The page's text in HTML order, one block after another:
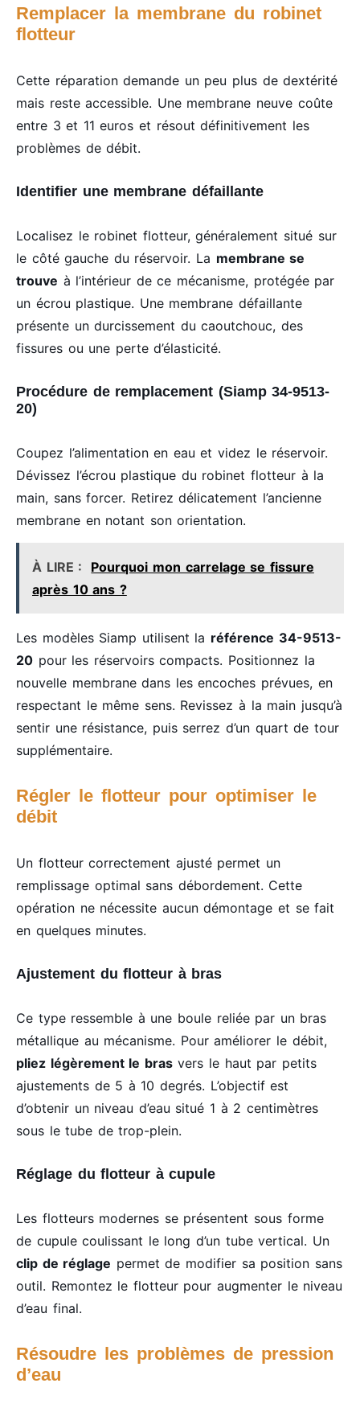
Remplacer la membrane du robinet
flotteur
Cette réparation demande un peu plus de dextérité
mais reste accessible. Une membrane neuve coûte
entre 3 et 11 euros et résout définitivement les
problèmes de débit.
Identifier une membrane défaillante
Localisez le robinet flotteur, généralement situé sur
le côté gauche du réservoir. La membrane se
trouve à l’intérieur de ce mécanisme, protégée par
un écrou plastique. Une membrane défaillante
présente un durcissement du caoutchouc, des
fissures ou une perte d’élasticité.
Procédure de remplacement (Siamp 34-9513-
20)
Coupez l’alimentation en eau et videz le réservoir.
Dévissez l’écrou plastique du robinet flotteur à la
main, sans forcer. Retirez délicatement l’ancienne
membrane en notant son orientation.
À LIRE :
Pourquoi mon carrelage se fissure
après 10 ans ?
Les modèles Siamp utilisent la référence 34-9513-
20 pour les réservoirs compacts. Positionnez la
nouvelle membrane dans les encoches prévues, en
respectant le même sens. Revissez à la main jusqu’à
sentir une résistance, puis serrez d’un quart de tour
supplémentaire.
Régler le flotteur pour optimiser le
débit
Un flotteur correctement ajusté permet un
remplissage optimal sans débordement. Cette
opération ne nécessite aucun démontage et se fait
en quelques minutes.
Ajustement du flotteur à bras
Ce type ressemble à une boule reliée par un bras
métallique au mécanisme. Pour améliorer le débit,
pliez légèrement le brasvers le haut par petits
ajustements de 5 à 10 degrés. L’objectif est
d’obtenir un niveau d’eau situé 1 à 2 centimètres
sous le tube de trop-plein.
Réglage du flotteur à cupule
Les flotteurs modernes se présentent sous forme
de cupule coulissant le long d’un tube vertical. Un
clip de réglage permet de modifier sa position sans
outil. Remontez le flotteur pour augmenter le niveau
d’eau final.
Résoudre les problèmes de pression
d’eau